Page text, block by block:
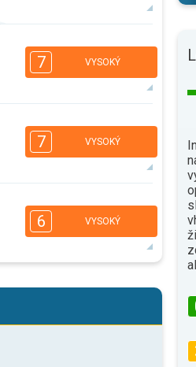
16:00
3
2
28°
7 VYSOKÝ
16:00
4
30°max.
7 VYSOKÝ
16:00
4
33°max.
6 VYSOKÝ
2